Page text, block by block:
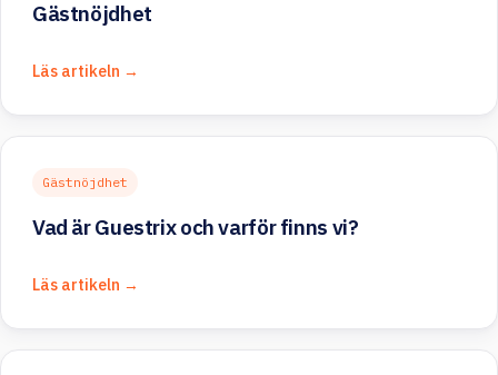
Gästnöjdhet
Läs artikeln →
Gästnöjdhet
Vad är Guestrix och varför finns vi?
Läs artikeln →